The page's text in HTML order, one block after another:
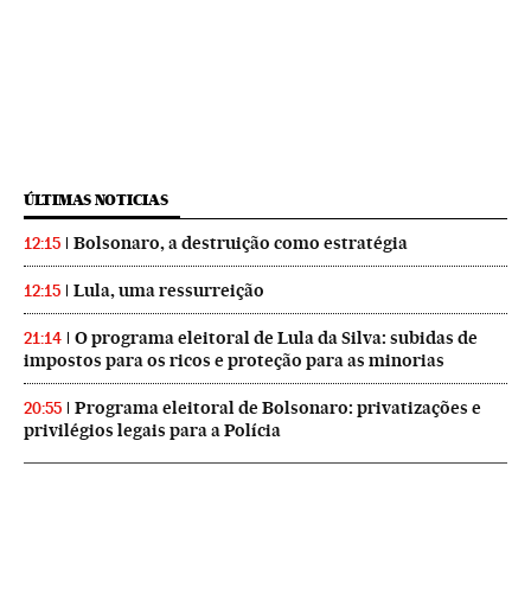
ÚLTIMAS NOTICIAS
12:15 Bolsonaro, a destruição como estratégia
12:15 Lula, uma ressurreição
21:14
O programa eleitoral de Lula da Silva: subidas de
impostos para os ricos e proteção para as minorias
20:55
Programa eleitoral de Bolsonaro: privatizações e
privilégios legais para a Polícia